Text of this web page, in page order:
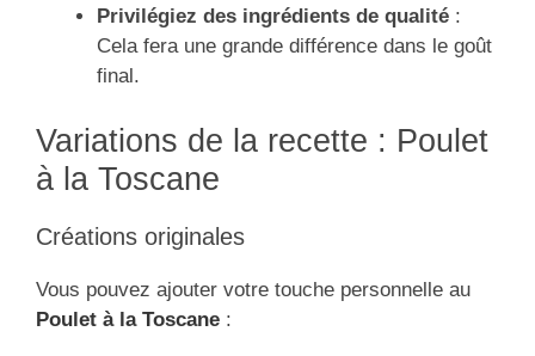
Privilégiez des ingrédients de qualité :
Cela fera une grande différence dans le goût
final.
Variations de la recette : Poulet
à la Toscane
Créations originales
Vous pouvez ajouter votre touche personnelle au
Poulet à la Toscane :